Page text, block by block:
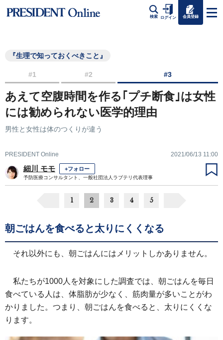
検索 ログイン 会員登録
『生理で知っておくべきこと』
#1 #2 #3
あえて空腹時間を作る｢プチ断食｣は女性
には勧められない医学的理由
男性と女性は体のつくりが違う
PRESIDENT Online 2021/06/13 11:00
細川 モモ +フォロー
予防医療コンサルタント、一般社団法人ラブテリ代表理事
1 2 3 4 5
朝ごはんを食べると太りにくくなる
それ以外にも、朝ごはんにはメリットしかありません。
私たちが1000人を対象にした調査では、朝ごはんを毎日
食べている人は、体脂肪が少なく、筋肉量が多いことがわ
かりました。つまり、朝ごはんを食べると、太りにくくな
ります。